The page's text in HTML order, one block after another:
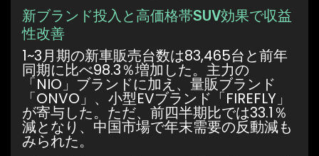
新ブランド投入と高価格帯SUV効果で収益
性改善
1~3月期の新車販売台数は83,465台と前年
同期に比べ98.3％増加した。主力の
「NIO」ブランドに加え、量販ブランド
「ONVO」、小型EVブランド「FIREFLY」
が寄与した。ただ、前四半期比では33.1％
減となり、中国市場で年末需要の反動減も
みられた。